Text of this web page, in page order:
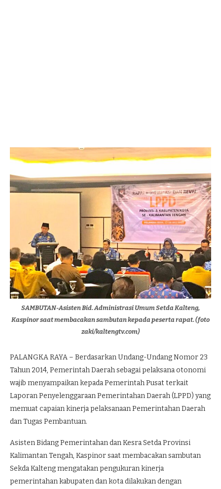
SAMBUTAN-Asisten Bid. Administrasi Umum Setda Kalteng,
Kaspinor saat membacakan sambutan kepada peserta rapat. (foto
zaki/kaltengtv.com)
PALANGKA RAYA – Berdasarkan Undang-Undang Nomor 23
Tahun 2014, Pemerintah Daerah sebagai pelaksana otonomi
wajib menyampaikan kepada Pemerintah Pusat terkait
Laporan Penyelenggaraan Pemerintahan Daerah (LPPD) yang
memuat capaian kinerja pelaksanaan Pemerintahan Daerah
dan Tugas Pembantuan.
Asisten Bidang Pemerintahan dan Kesra Setda Provinsi
Kalimantan Tengah, Kaspinor saat membacakan sambutan
Sekda Kalteng mengatakan pengukuran kinerja
pemerintahan kabupaten dan kota dilakukan dengan